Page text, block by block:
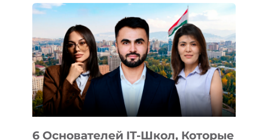
ВНЕШНЕГО
ВИДА
НОВОГО
УСТРОЙСТВА
ОТ
OPENAI
6 Основателей IT-Школ, Которые